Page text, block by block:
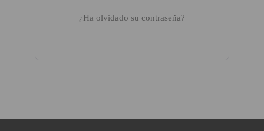
¿Ha olvidado su contraseña?